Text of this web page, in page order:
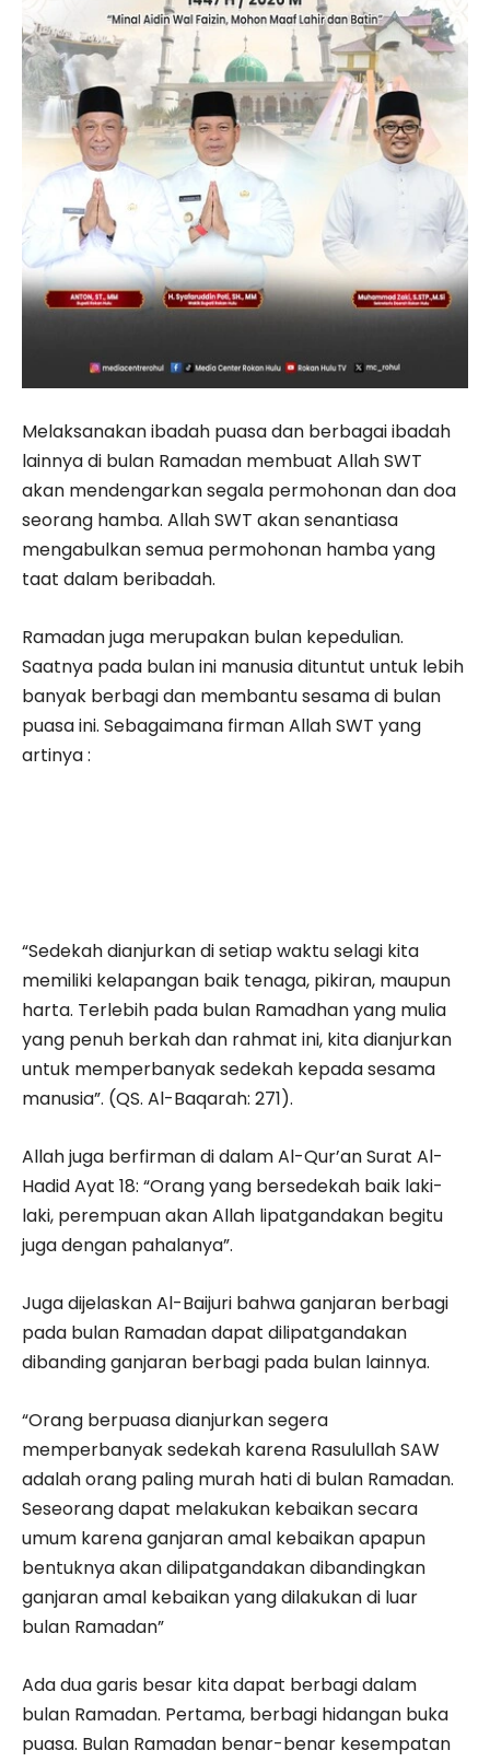
Melaksanakan ibadah puasa dan berbagai ibadah
lainnya di bulan Ramadan membuat Allah SWT
akan mendengarkan segala permohonan dan doa
seorang hamba. Allah SWT akan senantiasa
mengabulkan semua permohonan hamba yang
taat dalam beribadah.
Ramadan juga merupakan bulan kepedulian.
Saatnya pada bulan ini manusia dituntut untuk lebih
banyak berbagi dan membantu sesama di bulan
puasa ini. Sebagaimana firman Allah SWT yang
artinya :
“Sedekah dianjurkan di setiap waktu selagi kita
memiliki kelapangan baik tenaga, pikiran, maupun
harta. Terlebih pada bulan Ramadhan yang mulia
yang penuh berkah dan rahmat ini, kita dianjurkan
untuk memperbanyak sedekah kepada sesama
manusia”. (QS. Al-Baqarah: 271).
Allah juga berfirman di dalam Al-Qur’an Surat Al-
Hadid Ayat 18: “Orang yang bersedekah baik laki-
laki, perempuan akan Allah lipatgandakan begitu
juga dengan pahalanya”.
Juga dijelaskan Al-Baijuri bahwa ganjaran berbagi
pada bulan Ramadan dapat dilipatgandakan
dibanding ganjaran berbagi pada bulan lainnya.
“Orang berpuasa dianjurkan segera
memperbanyak sedekah karena Rasulullah SAW
adalah orang paling murah hati di bulan Ramadan.
Seseorang dapat melakukan kebaikan secara
umum karena ganjaran amal kebaikan apapun
bentuknya akan dilipatgandakan dibandingkan
ganjaran amal kebaikan yang dilakukan di luar
bulan Ramadan”
Ada dua garis besar kita dapat berbagi dalam
bulan Ramadan. Pertama, berbagi hidangan buka
puasa. Bulan Ramadan benar-benar kesempatan